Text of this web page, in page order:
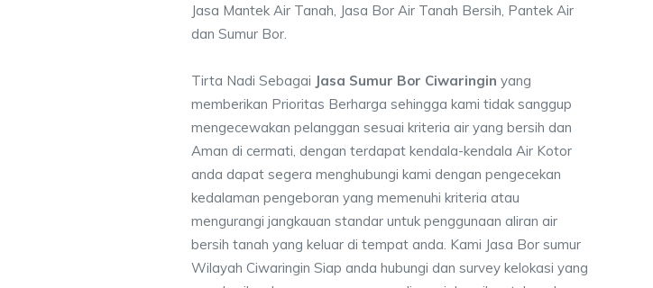
Jasa Mantek Air Tanah, Jasa Bor Air Tanah Bersih, Pantek Air
dan Sumur Bor.
Tirta Nadi Sebagai Jasa Sumur Bor Ciwaringin yang
memberikan Prioritas Berharga sehingga kami tidak sanggup
mengecewakan pelanggan sesuai kriteria air yang bersih dan
Aman di cermati, dengan terdapat kendala-kendala Air Kotor
anda dapat segera menghubungi kami dengan pengecekan
kedalaman pengeboran yang memenuhi kriteria atau
mengurangi jangkauan standar untuk penggunaan aliran air
bersih tanah yang keluar di tempat anda. Kami Jasa Bor sumur
Wilayah Ciwaringin Siap anda hubungi dan survey kelokasi yang